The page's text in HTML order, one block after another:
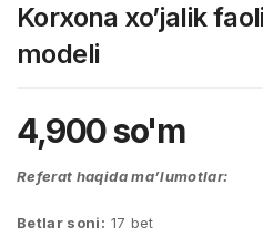
Korxona xo’jalik
modeli
4,900so'm
Referat haqida ma’lumotlar:
Betlar soni: 17 bet